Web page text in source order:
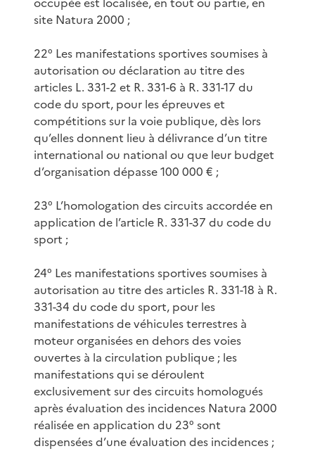
site Natura 2000 ;
22° Les manifestations sportives soumises à
autorisation ou déclaration au titre des
articles L. 331-2 et R. 331-6 à R. 331-17 du
code du sport, pour les épreuves et
compétitions sur la voie publique, dès lors
qu’elles donnent lieu à délivrance d’un titre
international ou national ou que leur budget
d’organisation dépasse 100 000 € ;
23° L’homologation des circuits accordée en
application de l’article R. 331-37 du code du
sport ;
24° Les manifestations sportives soumises à
autorisation au titre des articles R. 331-18 à R.
331-34 du code du sport, pour les
manifestations de véhicules terrestres à
moteur organisées en dehors des voies
ouvertes à la circulation publique ; les
manifestations qui se déroulent
exclusivement sur des circuits homologués
après évaluation des incidences Natura 2000
réalisée en application du 23° sont
dispensées d’une évaluation des incidences ;